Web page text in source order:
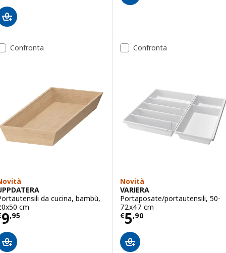
Confronta
da cucina, bambù,
cm
9,95 € 9,95
Confronta
Novità
VARIERA
Portaposate/portautensili, 50-
72x47 cm
€5,90
Prezzo € 5,90